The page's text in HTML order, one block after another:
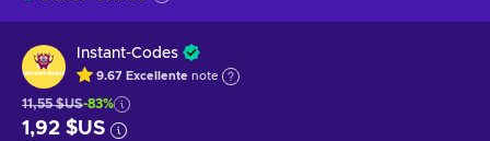
Instant-Codes
9.67 Excellente note
11,55 $US-83%
1,92 $US